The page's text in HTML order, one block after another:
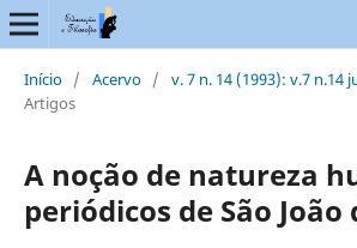
Início / Acervo / v. 7 n. 14 (1993): v.7 n.14
Artigos
A noção de natureza
periódicos de São João